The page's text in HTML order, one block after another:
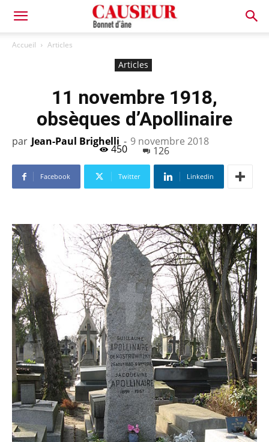
Bonnet
Accueil Articles
Articles
11 novembre 1918,
obsèques d’Apollinaire
par Jean-Paul Brighelli - 9 novembre 2018
450 126
Facebook Twitter Linkedin